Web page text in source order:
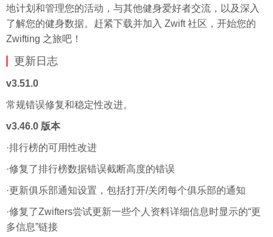
地计划和管理您的活动，与其他健身爱好者交流，以及深入
了解您的健身数据。赶紧下载并加入 Zwift 社区，开始您的
Zwifting 之旅吧！
更新 日志
v3.51.0
常规错误修复和稳定性改进。
v3.46.0 版本
·排行榜的可用性改进
·修复了排行榜数据错误截断高度的错误
·更新俱乐部通知设置，包括打开/关闭每个俱乐部的通知
·修复了Zwifters尝试更新一些个人资料详细信息时显示的“更
多信息”链接